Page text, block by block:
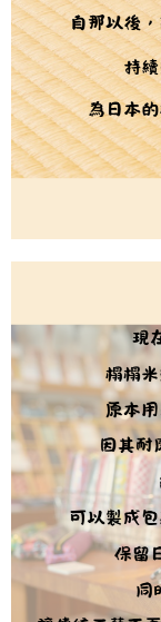
任。
４．使用「AFTEE先
時審查核予不同之上
請求用戶進行身份認
５．嚴禁一人註冊多
恩沛科技股份有限公